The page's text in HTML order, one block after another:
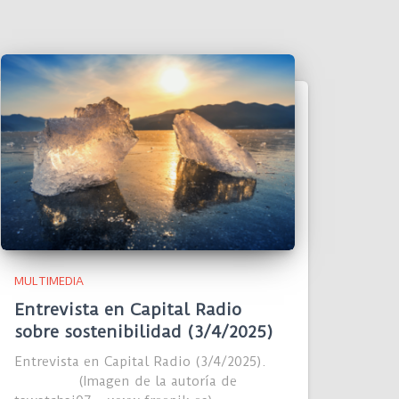
MULTIMEDIA
Entrevista en Capital Radio
sobre sostenibilidad (3/4/2025)
Entrevista en Capital Radio (3/4/2025).
(Imagen de la autoría de